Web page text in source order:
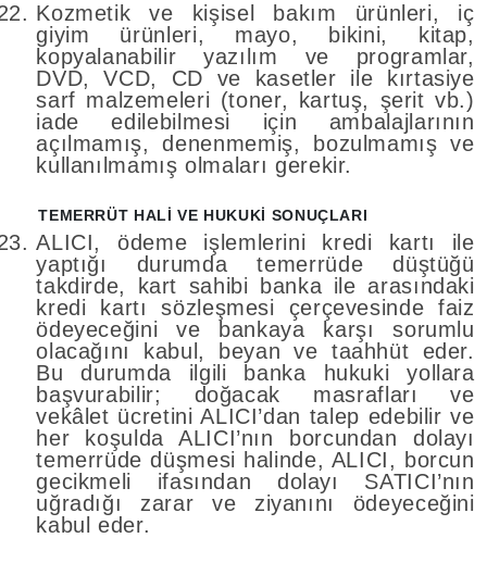
Kozmetik ve kişisel bakım ürünleri, iç
giyim ürünleri, mayo, bikini, kitap,
kopyalanabilir yazılım ve programlar,
DVD, VCD, CD ve kasetler ile kırtasiye
sarf malzemeleri (toner, kartuş, şerit vb.)
iade edilebilmesi için ambalajlarının
açılmamış, denenmemiş, bozulmamış ve
kullanılmamış olmaları gerekir.
TEMERRÜT HALİ VE HUKUKİ SONUÇLARI
ALICI, ödeme işlemlerini kredi kartı ile
yaptığı durumda temerrüde düştüğü
takdirde, kart sahibi banka ile arasındaki
kredi kartı sözleşmesi çerçevesinde faiz
ödeyeceğini ve bankaya karşı sorumlu
olacağını kabul, beyan ve taahhüt eder.
Bu durumda ilgili banka hukuki yollara
başvurabilir; doğacak masrafları ve
vekâlet ücretini ALICI’dan talep edebilir ve
her koşulda ALICI’nın borcundan dolayı
temerrüde düşmesi halinde, ALICI, borcun
gecikmeli ifasından dolayı SATICI’nın
uğradığı zarar ve ziyanını ödeyeceğini
kabul eder.